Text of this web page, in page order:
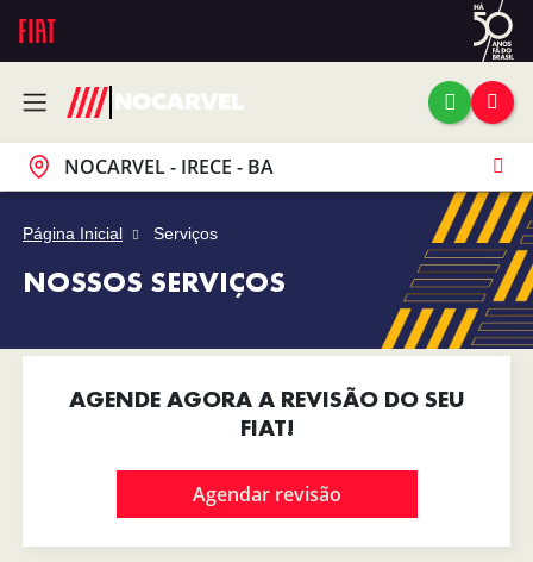
NOCARVEL - IRECE - BA
Página Inicial Serviços
NOSSOS SERVIÇOS
AGENDE AGORA A REVISÃO DO SEU
FIAT!
Agendar revisão